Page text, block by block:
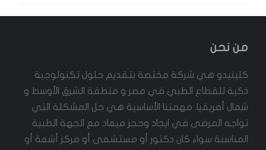
من نحن
كلينيدو هي شركة مختصة بتقديم حلول تكنولوجية
ذكية للقطاع الطبي في مصر و منطقة الشرق الأوسط و
شمال أفريقيا. مهمتنا الأساسية هي حل المشكلة التي
تواجه المرضى في ايجاد وحجز ميعاد مع الجهة الطبية
المناسبة سواء كان دكتور أو مستشفى أو مركز أشعة أو